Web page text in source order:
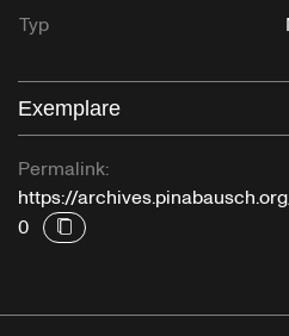
Typ
Exemplare
Permalink:
https://
0